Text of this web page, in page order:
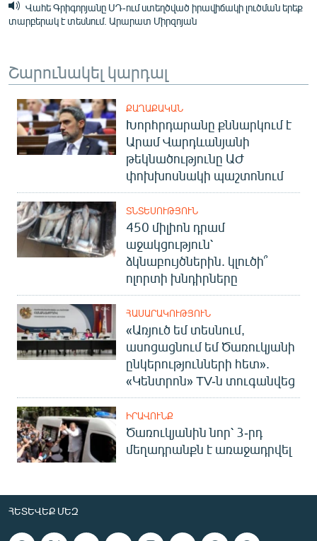
Վահե Գրիգորյանը ՍԴ-ում ստեղծված իրավիճակի լուծման երեք
տարբերակ է տեսնում. Արարատ Միրզոյան
Շարունակել կարդալ
ՔԱՂԱՔԱԿԱՆ
Խորհրդարանը քննարկում է
Արամ Վարդևանյանի
թեկնածությունը ԱԺ
փոխխոսնակի պաշտոնում
ՏՆՏԵՍՈՒԹՅՈՒՆ
450 միլիոն դրամ
աջակցություն՝
ձկնաբույծներին. կլուծի՞
ոլորտի խնդիրները
ՀԱՍԱՐԱԿՈՒԹՅՈՒՆ
«Առյուծ եմ տեսնում,
ասոցացնում եմ Ծառուկյանի
ընկերությունների հետ».
«Կենտրոն» TV-ն տուգանվեց
ԻՐԱՎՈՒՆՔ
Ծառուկյանին նոր՝ 3-րդ
մեղադրանքն է առաջադրվել
ՀԵՏԵՎԵՔ ՄԵԶ